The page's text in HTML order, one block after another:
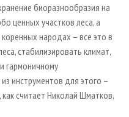
биоразнообразия на
ценных участков леса, а
народах – все это в
стабилизировать климат,
гармоничному
инструментов для этого –
считает Николай Шматков,